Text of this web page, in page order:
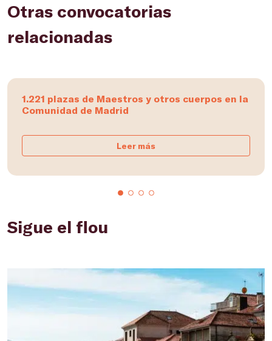
Otras convocatorias
relacionadas
1.221 plazas de Maestros y otros cuerpos en la
Comunidad de Madrid
Leer más
Sigue el flou